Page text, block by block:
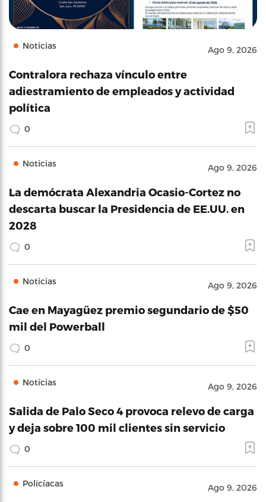
Noticias Ago 9, 2026
Contralora rechaza vínculo entre
adiestramiento de empleados y actividad
política
0
Noticias Ago 9, 2026
La demócrata Alexandria Ocasio-Cortez no
descarta buscar la Presidencia de EE.UU. en
2028
0
Noticias Ago 9, 2026
Cae en Mayagüez premio segundario de $50
mil del Powerball
0
Noticias Ago 9, 2026
Salida de Palo Seco 4 provoca relevo de carga
y deja sobre 100 mil clientes sin servicio
0
Policíacas Ago 9, 2026